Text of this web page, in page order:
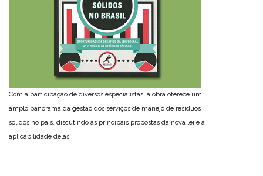
Com a participação de diversos especialistas, a obra oferece um
amplo panorama da gestão dos serviços de manejo de resíduos
sólidos no país, discutindo as principais propostas da nova lei e a
aplicabilidade delas.